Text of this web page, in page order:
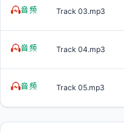
Track 03.mp3
Track 04.mp3
Track 05.mp3